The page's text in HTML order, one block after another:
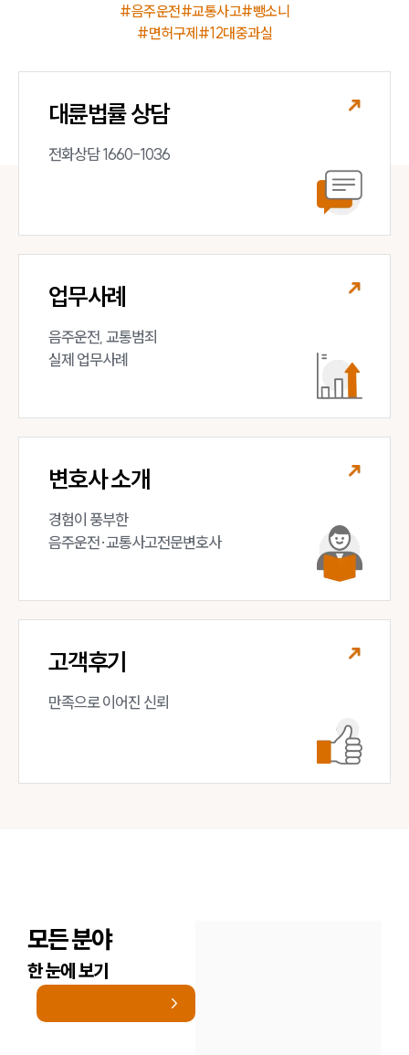
#음주운전#교통사고#뺑소니
#면허구제#12대중과실
대륜법률 상담
전화상담 1660-1036
업무사례
음주운전, 교통범죄
실제 업무사례
변호사 소개
경험이 풍부한
음주운전·교통사고전문변호사
고객후기
만족으로 이어진 신뢰
모든 분야
한 눈에 보기